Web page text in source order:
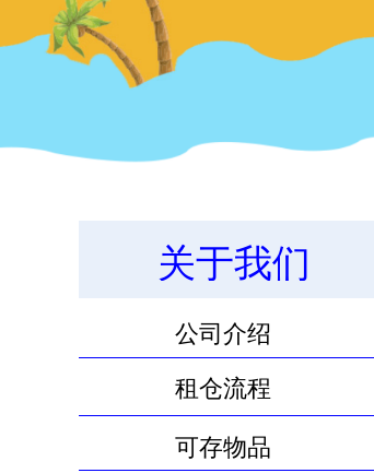
关于我们
公司介绍
租仓流程
可存物品
11.8m³物品寄存服务